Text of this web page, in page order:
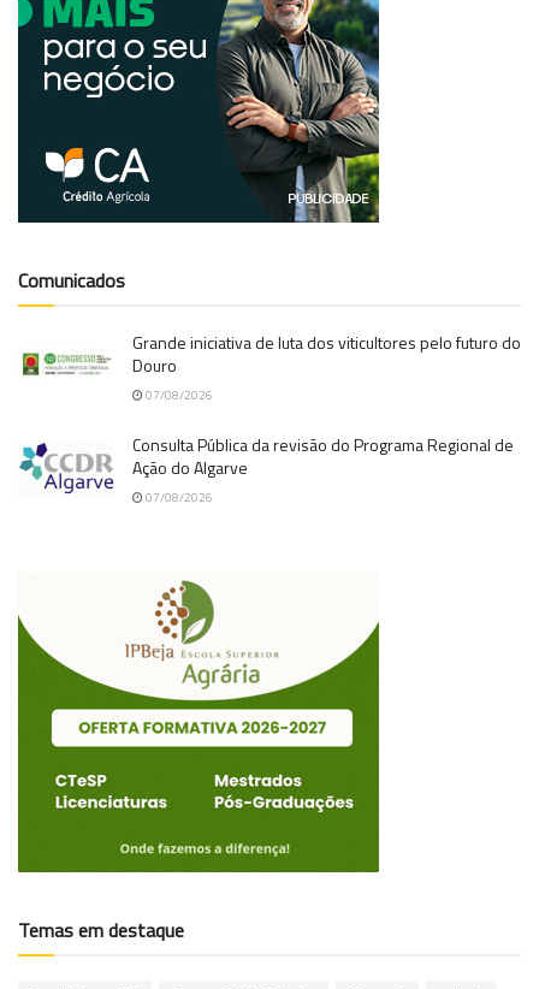
Comunicados
Grande iniciativa de luta dos viticultores pelo futuro do
Douro
07/08/2026
Consulta Pública da revisão do Programa Regional de
Ação do Algarve
07/08/2026
Temas em destaque